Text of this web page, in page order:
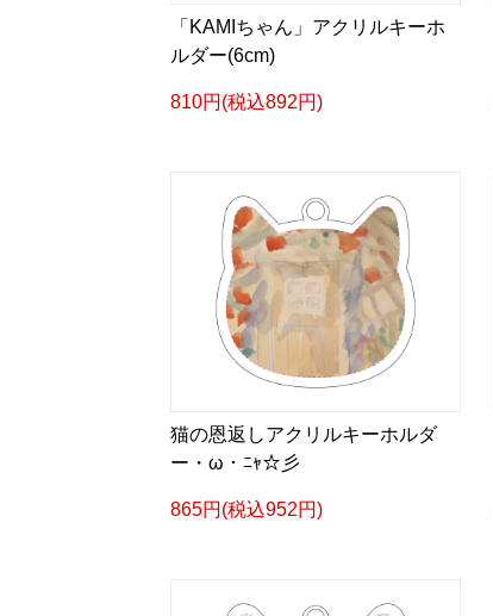
「KAMIちゃん」アクリルキーホ
ルダー(6cm)
810円(税込892円)
猫の恩返しアクリルキーホルダ
ー・ω・ﾆｬ☆彡
865円(税込952円)